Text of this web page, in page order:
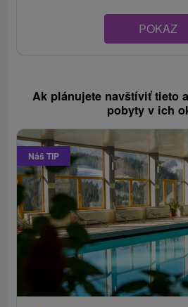
POKAZ
Ak plánujete navštíviť tieto
pobyty v ich
Náš TIP